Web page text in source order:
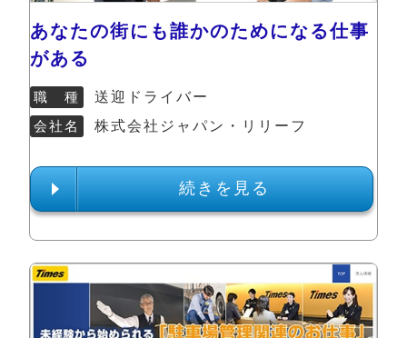
あなたの街にも誰かのためになる仕事
がある
職 種
送迎ドライバー
会社名
株式会社ジャパン・リリーフ
続きを見る